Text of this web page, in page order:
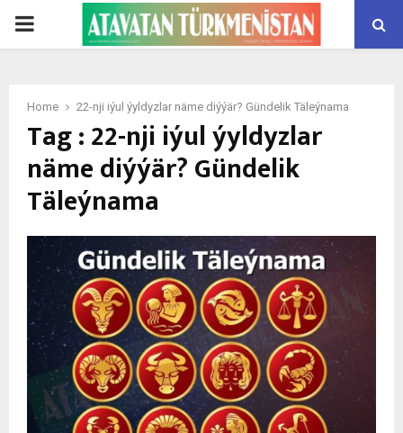
PRIMARY
Home 22-nji iýul ýyldyzlar näme diýýär? Gündelik Täleýnama
Tag : 22-nji iýul ýyldyzlar
näme diýýär? Gündelik
Täleýnama